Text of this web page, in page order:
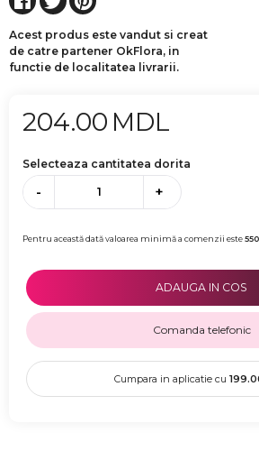
Acest produs este vandut si creat
de catre partener OkFlora, in
functie de localitatea livrarii.
204.00 MDL
Selecteaza cantitatea dorita
- +
Pentru această dată valoarea minimă a comenzii este
ADAUGA IN COS
Comanda telefonic
Cumpara in aplicatie cu